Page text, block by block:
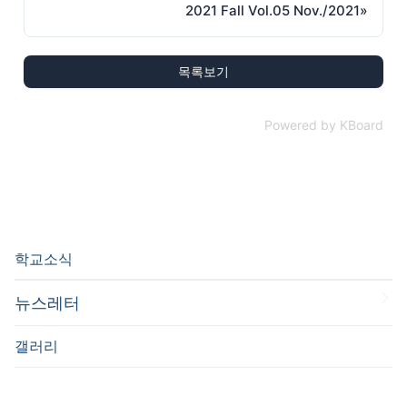
2021 Fall Vol.05 Nov./2021»
목록보기
Powered by KBoard
학교소식
뉴스레터
갤러리